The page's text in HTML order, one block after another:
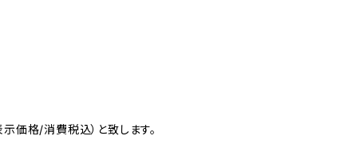
価格/消費税込）と致します。